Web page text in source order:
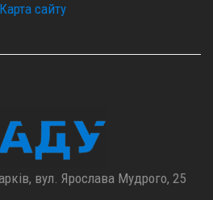
Карта сайту
вул. Ярослава Мудрого, 25